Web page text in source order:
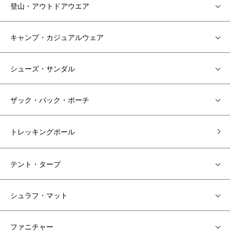
登山・アウトドアウエア
キャンプ・カジュアルウェア
シューズ・サンダル
ザック・バック・ポーチ
トレッキングポール
テント・タープ
シュラフ・マット
ファニチャー